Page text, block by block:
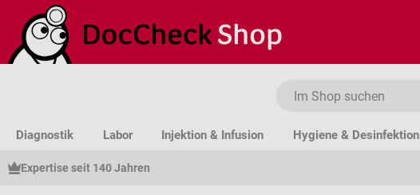
Hauptinhalt springen
Zur Suche springen
Zur Hauptnavigation springen
Diagnostik Labor Injektion & Infusion Hygiene & Desinfektion
Expertise seit 140 Jahren